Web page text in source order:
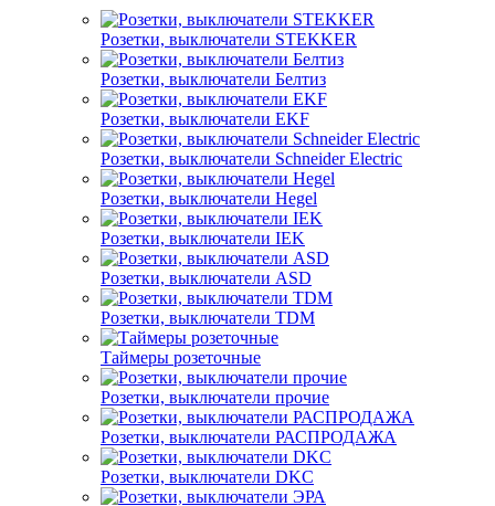
Розетки, выключатели STEKKER
Розетки, выключатели Белтиз
Розетки, выключатели EKF
Розетки, выключатели Schneider Electric
Розетки, выключатели Hegel
Розетки, выключатели IEK
Розетки, выключатели ASD
Розетки, выключатели TDM
Таймеры розеточные
Розетки, выключатели прочие
Розетки, выключатели РАСПРОДАЖА
Розетки, выключатели DKC